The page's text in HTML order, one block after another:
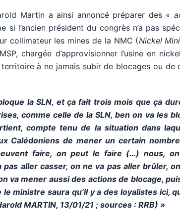
Martin a ainsi annoncé préparer des «
l’ancien président du congrès n’a pas
collimateur les mines de la NMC (Nickel
chargée d’approvisionner l’usine en
à ne jamais subir de blocages ou de
la SLN, et ça fait trois mois que ça
comme celle de la SLN, ben on va les
compte tenu de la situation dans
Calédoniens de mener un certain nombre
faire, on peut le faire (…) nous,
aller casser, on ne va pas aller brûler,
va mener aussi des actions de blocage,
ministre saura qu’il y a des loyalistes ici,
MARTIN, 13/01/21 ; sources : RRB) »